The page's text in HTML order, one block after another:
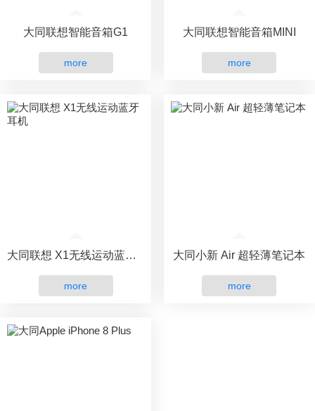
大同联想智能音箱G1
more
大同联想智能音箱MINI
more
大同联想 X1无线运动蓝牙耳机
more
大同小新 Air 超轻薄笔记本
more